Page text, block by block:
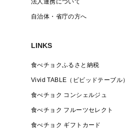
法人連携について
自治体・省庁の方へ
LINKS
食べチョクふるさと納税
Vivid TABLE（ビビッドテーブル）
食べチョク コンシェルジュ
食べチョク フルーツセレクト
食べチョク ギフトカード